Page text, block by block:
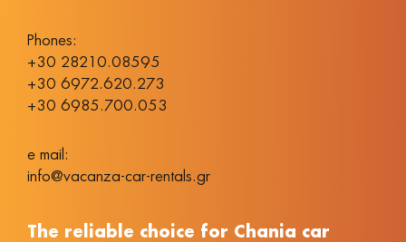
Phones:
+30 28210.08595
+30 6972.620.273
+30 6985.700.053
e mail:
info@vacanza-car-rentals.gr
The reliable choice for Chania car